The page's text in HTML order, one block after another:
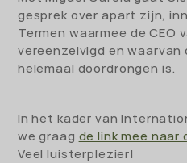
gesprek over apart zijn,
Termen waarmee de CEO
vereenzelvigd en waarvan
helemaal doordrongen is.
In het kader van
we graag de link mee
Veel luisterplezier!